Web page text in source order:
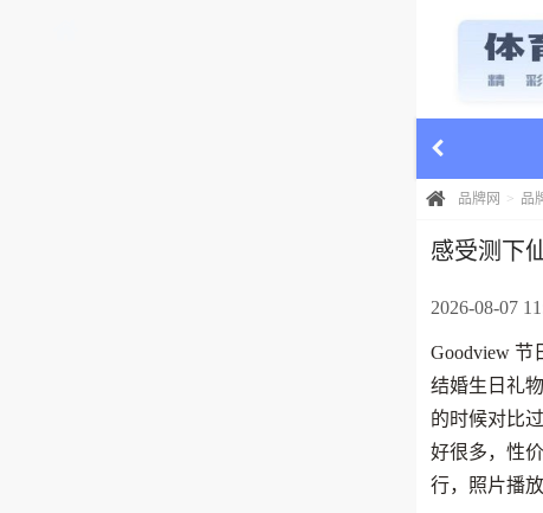
品牌网 品
感受测下
2026-08-07
Goodview
结婚生日礼
的时候对比
好很多，性
行，照片播